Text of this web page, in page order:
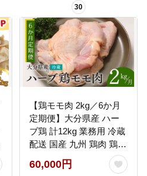
30
【鶏モモ肉 2kg／6か月
定期便】大分県産 ハー
ブ鶏 計12kg 業務用 冷蔵
配送 国産 九州 鶏肉 鶏も
も 定期便 毎月 発送 6回
60,000円